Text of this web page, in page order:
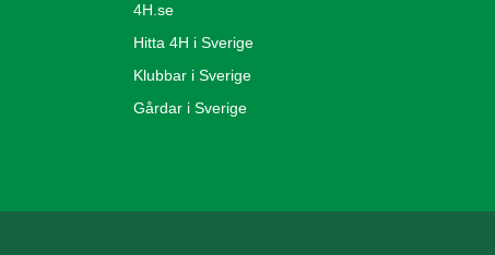
4H.se
Hitta 4H i Sverige
Klubbar i Sverige
Gårdar i Sverige